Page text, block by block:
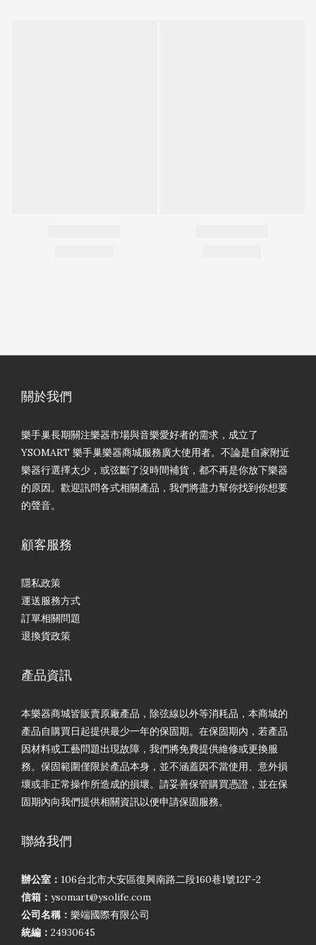
關於我們
樂手巢長期關注樂器市場與音樂愛好者的需求，成立了
YSOMART 樂手巢樂器商城服務廣大使用者。不論是自家附近
樂器行選擇太少，或弦斷了沒時間補貨，都不再是你放下樂器
的原因。歡迎訊問各式相關產品，我們將盡力幫你找到你想要
的聲音。
顧客服務
隱私政策
運送服務方式
訂單相關問題
退換貨政策
產品資訊
本樂器商城皆販賣原廠產品，除弦線以外等消耗品，本商城的
產品自購買日起提供最少一年的保固期。在保固期內，若產品
因材料或工藝問題出現故障，我們將免費提供維修或更換服
務。保固範圍僅限於產品本身，並不涵蓋因不當使用、意外損
壞或非正常操作所造成的損壞。請妥善保管購買憑證，並在保
固期內向我們提供相關資訊以便申請保固服務。
聯絡我們
辦公室： 106台北市大安區復興南路二段160巷1號12F-2
信箱： ysomart@ysolife.com
公司名稱： 樂端國際有限公司
統編： 24930645